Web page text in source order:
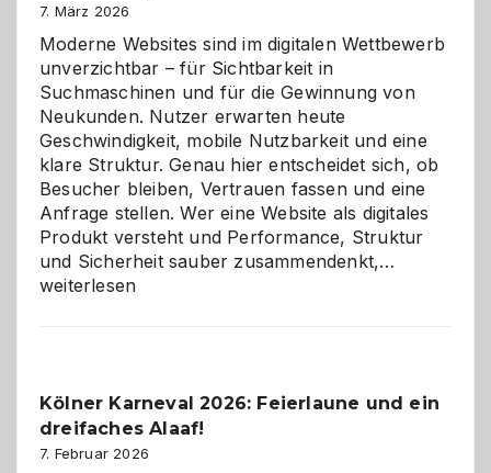
7. März 2026
Moderne Websites sind im digitalen Wettbewerb
unverzichtbar – für Sichtbarkeit in
Suchmaschinen und für die Gewinnung von
Neukunden. Nutzer erwarten heute
Geschwindigkeit, mobile Nutzbarkeit und eine
klare Struktur. Genau hier entscheidet sich, ob
Besucher bleiben, Vertrauen fassen und eine
Anfrage stellen. Wer eine Website als digitales
Produkt versteht und Performance, Struktur
und Sicherheit sauber zusammendenkt,…
geworden
weiterlesen
Kölner Karneval 2026: Feierlaune und ein
dreifaches Alaaf!
7. Februar 2026